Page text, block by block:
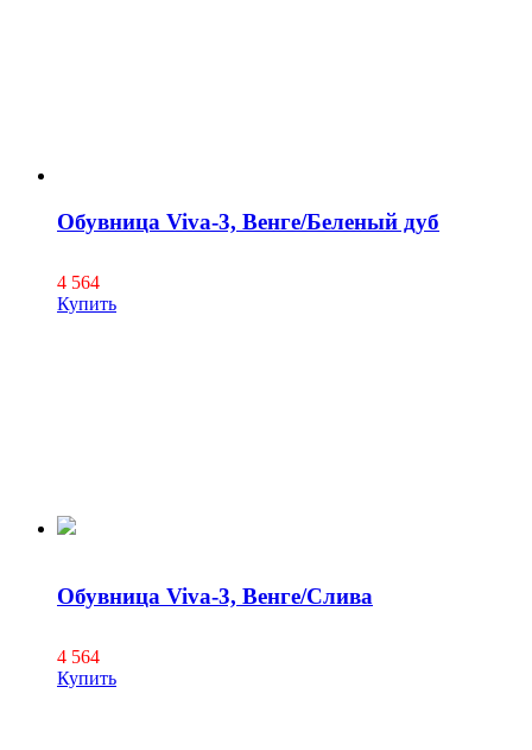
Обувница Viva-3, Венге/Беленый дуб
4 564
Купить
Обувница Viva-3, Венге/Слива
4 564
Купить